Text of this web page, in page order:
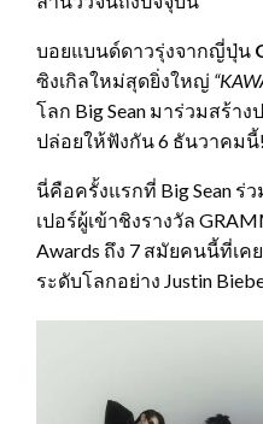
บอยแบนด์ดาวรุ่งจากญี่ปุ่น
ซิงเกิลใหม่สุดยิ่งใหญ่ “
โลก Big Sean มาร่วมสร้า
ปล่อยให้ฟังกัน 6 ธันวาคมนี้!
นี่คือครั้งแรกที่ Big Sean
เปอร์ผู้เข้าชิงรางวัล
Awards ถึง 7 สมัยคนนี้ที่เ
ระดับโลกอย่าง Justin